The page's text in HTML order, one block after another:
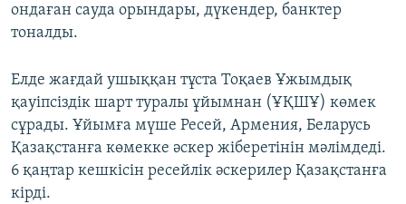
ондаған сауда орындары, дүкендер, банктер
тоналды.
Елде жағдай ушыққан тұста Тоқаев Ұжымдық
қауіпсіздік шарт туралы ұйымнан (ҰҚШҰ) көмек
сұрады. Ұйымға мүше Ресей, Армения, Беларусь
Қазақстанға көмекке әскер жіберетінін мәлімдеді.
6 қаңтар кешкісін ресейлік әскерилер Қазақстанға
кірді.